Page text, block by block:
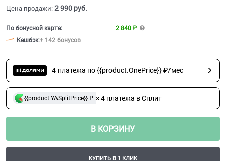
Цена продажи: 2 990 руб.
По бонусной карте:
2 840 ₽
Кешбэк:+ 142 бонусов
4 платежа по {{product.OnePrice}} ₽/мес
{{product.YASplitPrice}} ₽ × 4 платежа в Сплит
В КОРЗИНУ
КУПИТЬ В 1 КЛИК